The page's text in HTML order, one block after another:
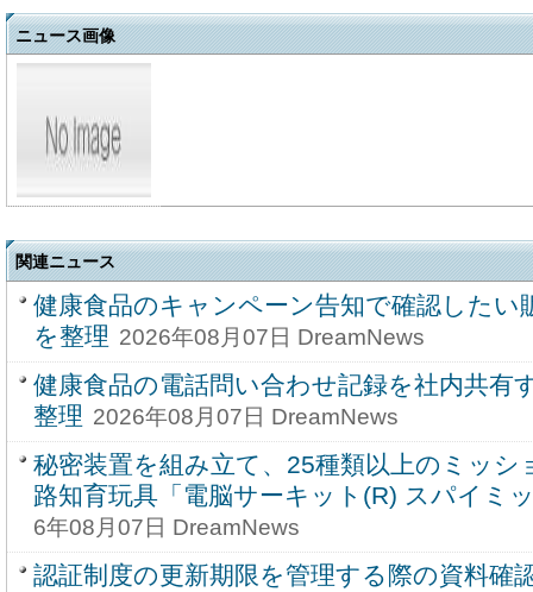
ニュース画像
関連ニュース
健康食品のキャンペーン告知で確認したい
を整理 2026年08月07日 DreamNews
健康食品の電話問い合わせ記録を社内共有
整理 2026年08月07日 DreamNews
秘密装置を組み立て、25種類以上のミッシ
路知育玩具「電脳サーキット(R) スパイミ
6年08月07日 DreamNews
認証制度の更新期限を管理する際の資料確